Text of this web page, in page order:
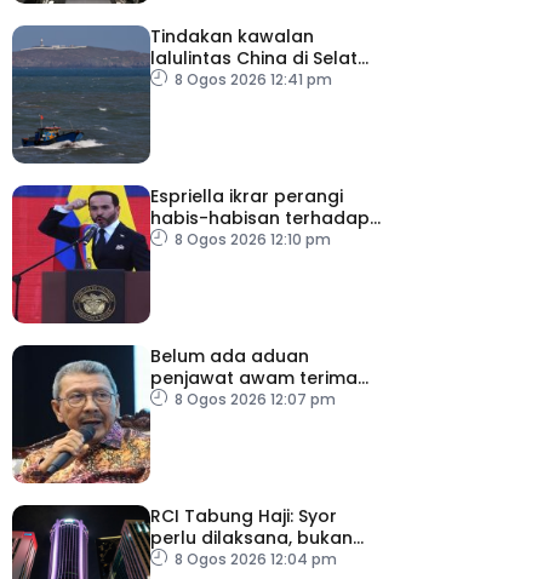
Tindakan kawalan
lalulintas China di Selat
Taiwan ‘tidak masuk akal’
8 Ogos 2026 12:41 pm
Espriella ikrar perangi
habis-habisan terhadap
pengganas narkotik
8 Ogos 2026 12:10 pm
Belum ada aduan
penjawat awam terima
tekanan daripada ahli
8 Ogos 2026 12:07 pm
RCI Tabung Haji: Syor
perlu dilaksana, bukan
sekadar laporan – Pakar
8 Ogos 2026 12:04 pm